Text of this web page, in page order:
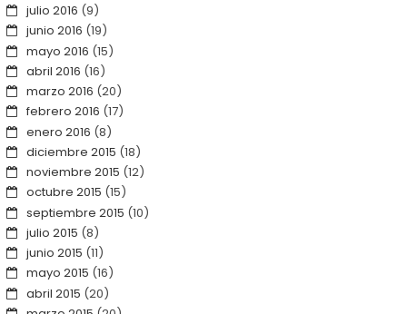
julio 2016 (9)
junio 2016 (19)
mayo 2016 (15)
abril 2016 (16)
marzo 2016 (20)
febrero 2016 (17)
enero 2016 (8)
diciembre 2015 (18)
noviembre 2015 (12)
octubre 2015 (15)
septiembre 2015 (10)
julio 2015 (8)
junio 2015 (11)
mayo 2015 (16)
abril 2015 (20)